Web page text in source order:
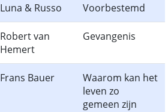
Luna & Russo Voorbestemd
Robert van
Hemert
Gevangenis
Frans Bauer
Waarom kan het
leven zo
gemeen zijn